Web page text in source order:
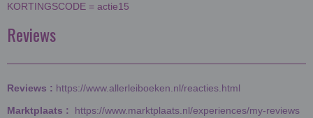
KORTINGSCODE = actie15
Reviews
Reviews : https://www.allerleiboeken.nl/reacties.html
Marktplaats : https://www.marktplaats.nl/experiences/my-reviews